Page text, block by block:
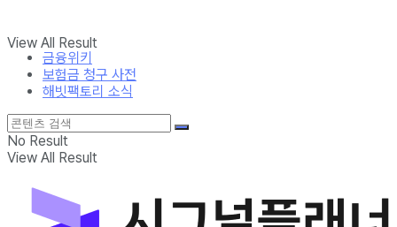
View All Result
금융위키
보험금 청구 사전
해빗팩토리 소식
No Result
View All Result